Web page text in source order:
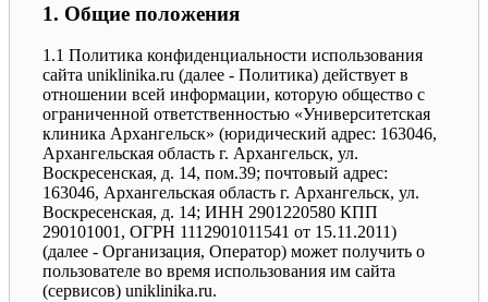
1. Общие положения
1.1 Политика конфиденциальности использования
сайта uniklinika.ru (далее - Политика) действует в
отношении всей информации, которую общество с
ограниченной ответственностью «Университетская
клиника Архангельск» (юридический адрес: 163046,
Архангельская область г. Архангельск, ул.
Воскресенская, д. 14, пом.39; почтовый адрес:
163046, Архангельская область г. Архангельск, ул.
Воскресенская, д. 14; ИНН 2901220580 КПП
290101001, ОГРН 1112901011541 от 15.11.2011)
(далее - Организация, Оператор) может получить о
пользователе во время использования им сайта
(сервисов) uniklinika.ru.